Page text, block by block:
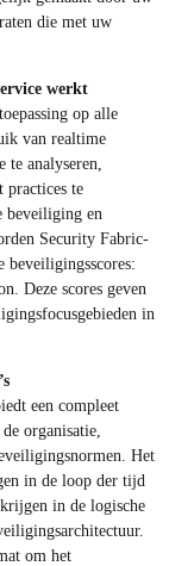
die met uw
werkt
op alle
van realtime
analyseren,
practices te
beveiliging en
Security Fabric-
beveiligingsscores:
Deze scores geven
in
een compleet
organisatie,
Het
in de loop der tijd
in de logische
om het